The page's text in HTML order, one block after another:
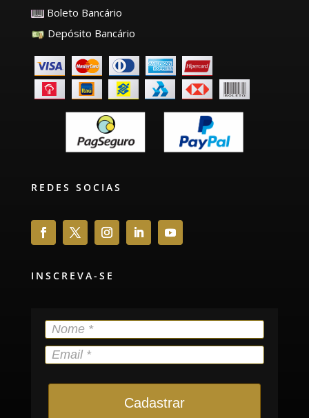
Boleto Bancário
Depósito Bancário
REDES SOCIAS
INSCREVA-SE
Cadastrar